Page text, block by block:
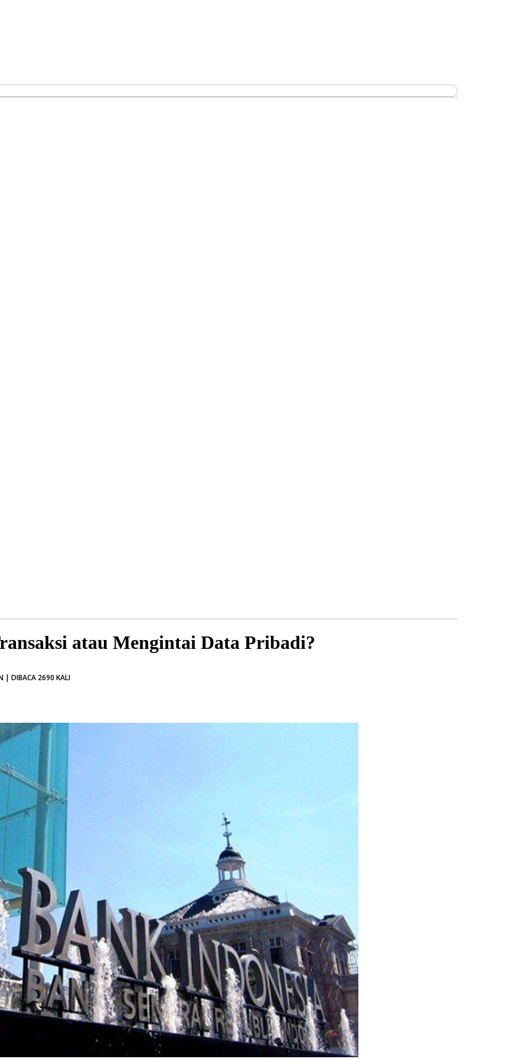
atau Mengintai Data Pribadi?
| DIBACA 2690 KALI